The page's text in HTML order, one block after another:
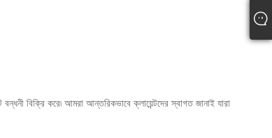
বিক্রি করে৷ আমরা আন্তরিকভাবে ক্লায়েন্টদের স্বাগত জানাই যারা